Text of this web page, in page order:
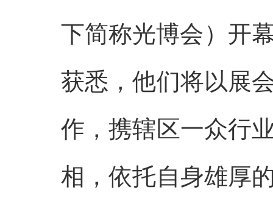
下简称光博会）开
获悉，他们将以展
作，携辖区一众行
相，依托自身雄厚